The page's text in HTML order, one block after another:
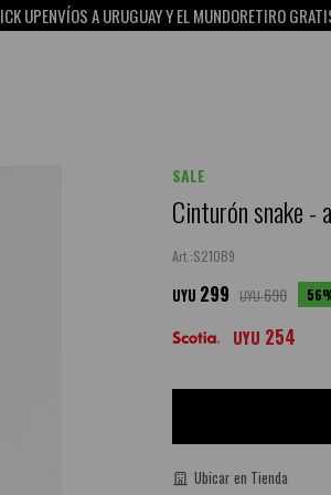
ENVÍOS A URUGUAY Y EL MUNDORETIRO GRATIS EN
SALE
Cinturón snake -
S21OB9
UYU 299 UYU690 56
UYU 254
Ubicar en Tienda